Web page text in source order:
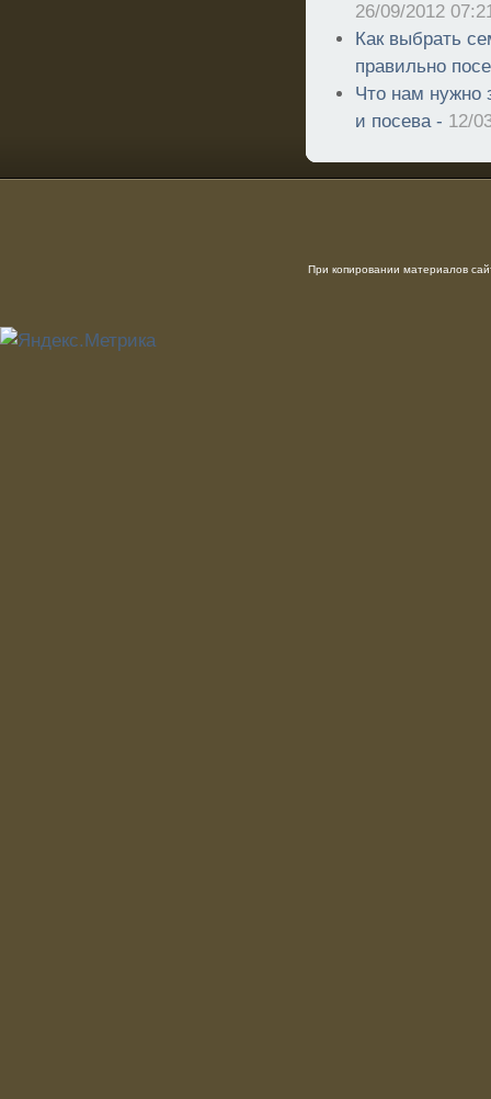
26/09/2012
Как выбрать
правильно
Что нам нужно
и посева - 12/
При копировании материалов